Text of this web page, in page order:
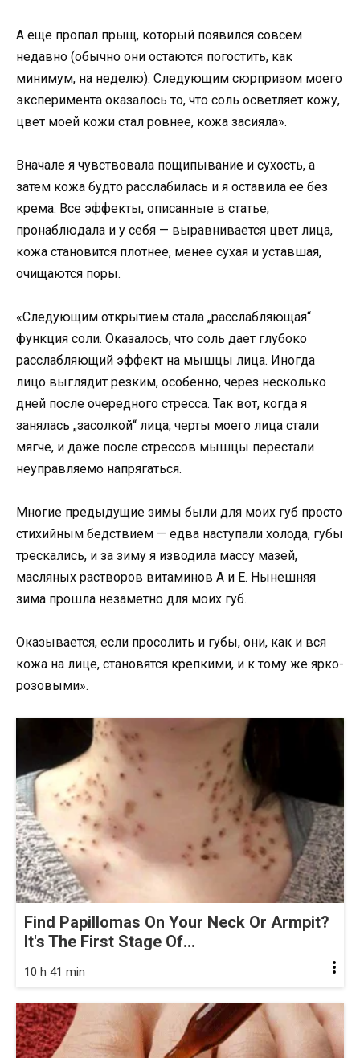
А еще пропал прыщ, который появился совсем
недавно (обычно они остаются погостить, как
минимум, на неделю). Следующим сюрпризом моего
эксперимента оказалось то, что соль осветляет кожу,
цвет моей кожи стал ровнее, кожа засияла».
Вначале я чувствовала пощипывание и сухость, а
затем кожа будто расслабилась и я оставила ее без
крема. Все эффекты, описанные в статье,
пронаблюдала и у себя — выравнивается цвет лица,
кожа становится плотнее, менее сухая и уставшая,
очищаются поры.
«Следующим открытием стала „расслабляющая“
функция соли. Оказалось, что соль дает глубоко
расслабляющий эффект на мышцы лица. Иногда
лицо выглядит резким, особенно, через несколько
дней после очередного стресса. Так вот, когда я
занялась „засолкой“ лица, черты моего лица стали
мягче, и даже после стрессов мышцы перестали
неуправляемо напрягаться.
Многие предыдущие зимы были для моих губ просто
стихийным бедствием — едва наступали холода, губы
трескались, и за зиму я изводила массу мазей,
масляных растворов витаминов А и Е. Нынешняя
зима прошла незаметно для моих губ.
Оказывается, если просолить и губы, они, как и вся
кожа на лице, становятся крепкими, и к тому же ярко-
розовыми».
Find Papillomas On Your Neck Or Armpit?
It's The First Stage Of...
10 h 41 min